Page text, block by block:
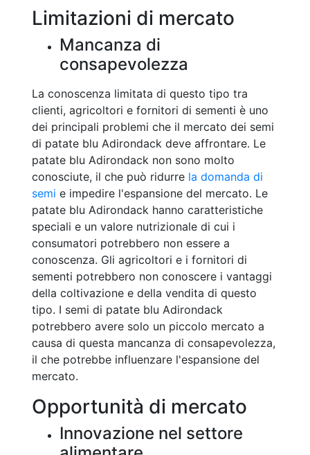
Limitazioni di mercato
Mancanza di
consapevolezza
La conoscenza limitata di questo tipo tra
clienti, agricoltori e fornitori di sementi è uno
dei principali problemi che il mercato dei semi
di patate blu Adirondack deve affrontare. Le
patate blu Adirondack non sono molto
conosciute, il che può ridurre la domanda di
semi e impedire l'espansione del mercato. Le
patate blu Adirondack hanno caratteristiche
speciali e un valore nutrizionale di cui i
consumatori potrebbero non essere a
conoscenza. Gli agricoltori e i fornitori di
sementi potrebbero non conoscere i vantaggi
della coltivazione e della vendita di questo
tipo. I semi di patate blu Adirondack
potrebbero avere solo un piccolo mercato a
causa di questa mancanza di consapevolezza,
il che potrebbe influenzare l'espansione del
mercato.
Opportunità di mercato
Innovazione nel settore